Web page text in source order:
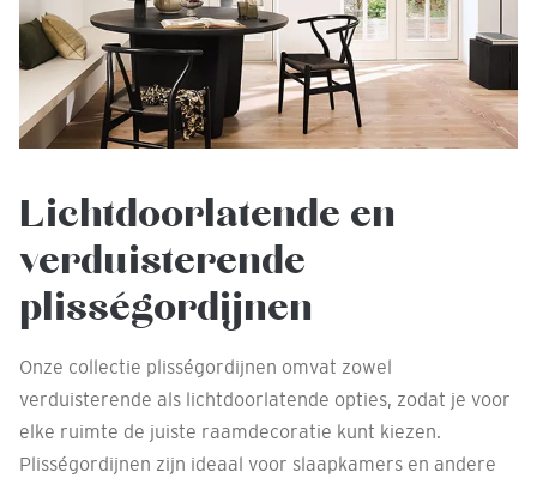
Lichtdoorlatende en
verduisterende
plisségordijnen
Onze collectie plisségordijnen omvat zowel
verduisterende als lichtdoorlatende opties, zodat je voor
elke ruimte de juiste raamdecoratie kunt kiezen.
Plisségordijnen zijn ideaal voor slaapkamers en andere